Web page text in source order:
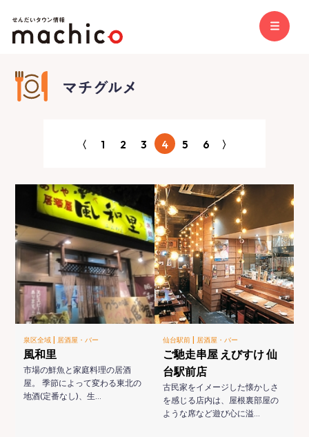
〈 1 2 3 4 5 6 〉
泉区全域 | 居酒屋・バー
風和里
市場の鮮魚と家庭料理の居酒
屋。 季節によって変わる東北の
地酒(定番なし)、生…
仙台駅前 | 居酒屋・バー
ご馳走串屋 えびすけ 仙
台駅前店
古民家をイメージした懐かしさ
を感じる店内は、屋根裏部屋の
ような席など遊び心に溢…